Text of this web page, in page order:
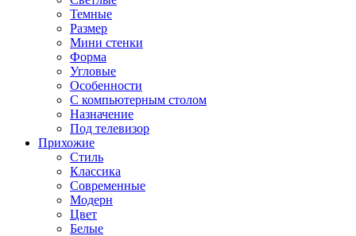
Темные
Размер
Мини стенки
Форма
Угловые
Особенности
С компьютерным столом
Назначение
Под телевизор
Прихожие
Стиль
Классика
Современные
Модерн
Цвет
Белые